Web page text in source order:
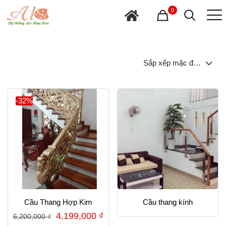
0
-32%
Cầu Thang Hợp Kim
6,200,000₫
Giá
4,199,000 ₫Giá
Cầu thang kính